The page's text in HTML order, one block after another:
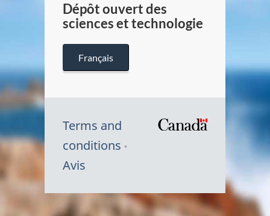
Dépôt ouvert des
sciences et technologie
Français
Terms and
conditions
Avis
Symbole
du